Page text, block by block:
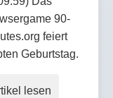
90-
feiert
Geburtstag.
lesen